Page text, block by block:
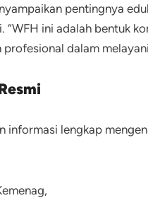
pentingnya
“WFH ini adalah bentuk
dalam
informasi lengkap